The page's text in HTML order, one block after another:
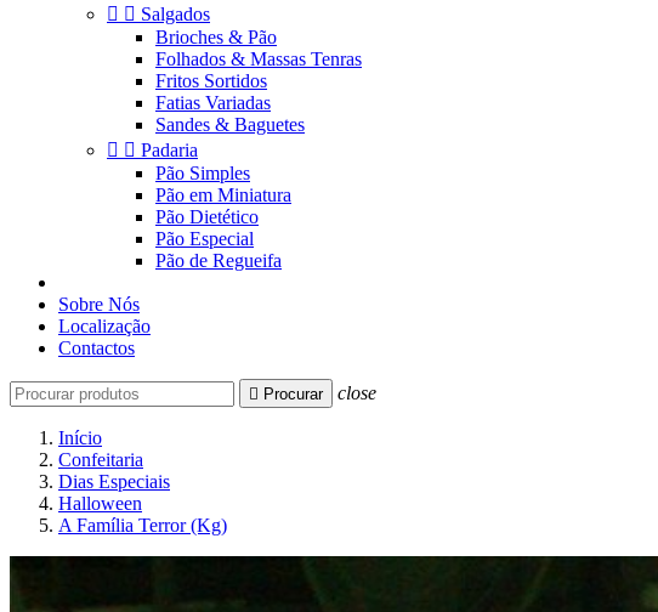
  Salgados
Brioches & Pão
Folhados & Massas Tenras
Fritos Sortidos
Fatias Variadas
Sandes & Baguetes
  Padaria
Pão Simples
Pão em Miniatura
Pão Dietético
Pão Especial
Pão de Regueifa
Sobre Nós
Localização
Contactos
 Procurar close
Início
Confeitaria
Dias Especiais
Halloween
A Família Terror (Kg)